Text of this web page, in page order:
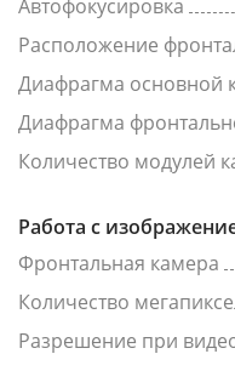
Автофокусировка
Расположение
Диафрагма основной
Диафрагма
Количество модулей
Работа с
Фронтальная камера
Количество
Разрешение при